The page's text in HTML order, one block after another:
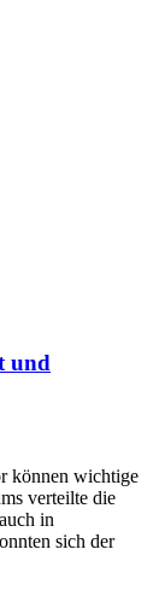
und
können wichtige
verteilte die
in
sich der